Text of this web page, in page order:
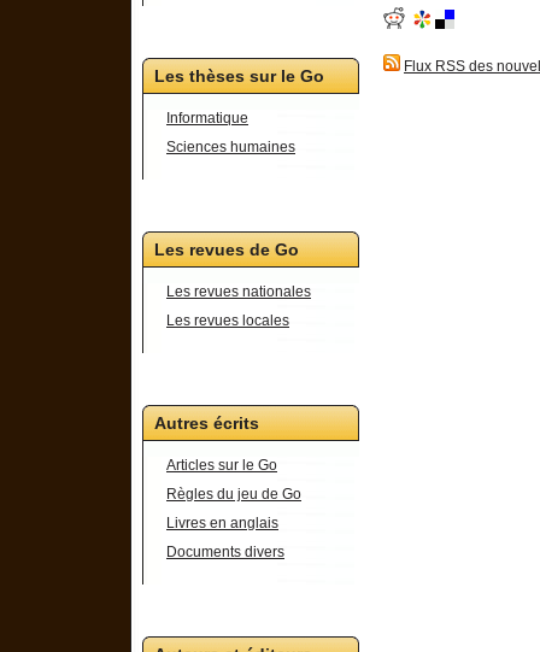
Les thèses sur le Go
Informatique
Sciences humaines
Les revues de Go
Les revues nationales
Les revues locales
Autres écrits
Articles sur le Go
Règles du jeu de Go
Livres en anglais
Documents divers
Flux RSS des